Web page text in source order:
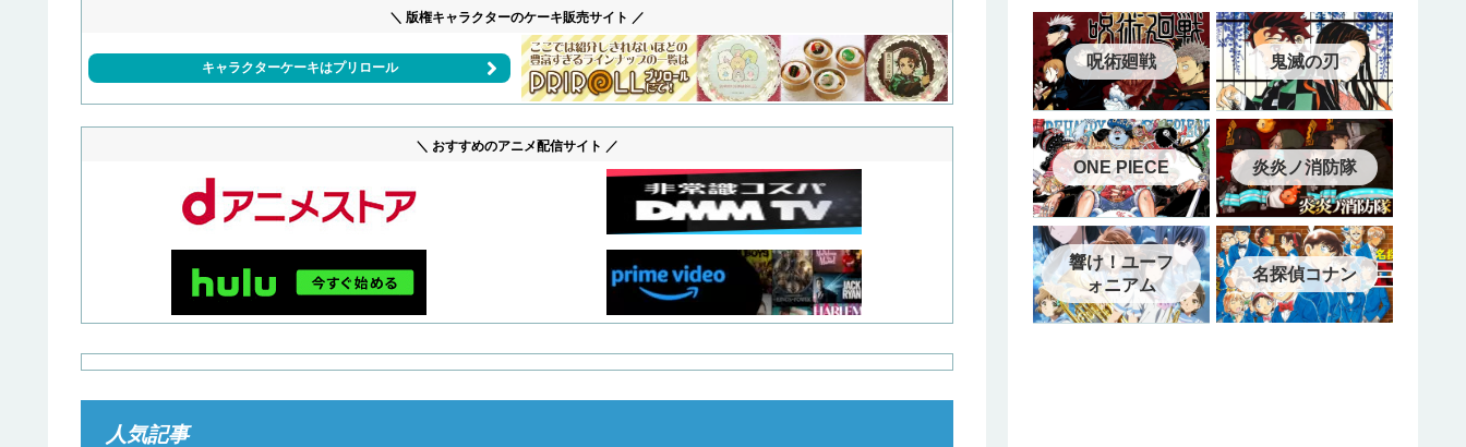
＼ 版権キャラクターのケーキ販売サイト ／
キャラクターケーキはプリロール
＼ おすすめのアニメ配信サイト ／
人気記事
呪術廻戦 鬼滅の刃
ONE PIECE 炎炎ノ消防隊
響け！ユーフ
ォニアム
名探偵コナン